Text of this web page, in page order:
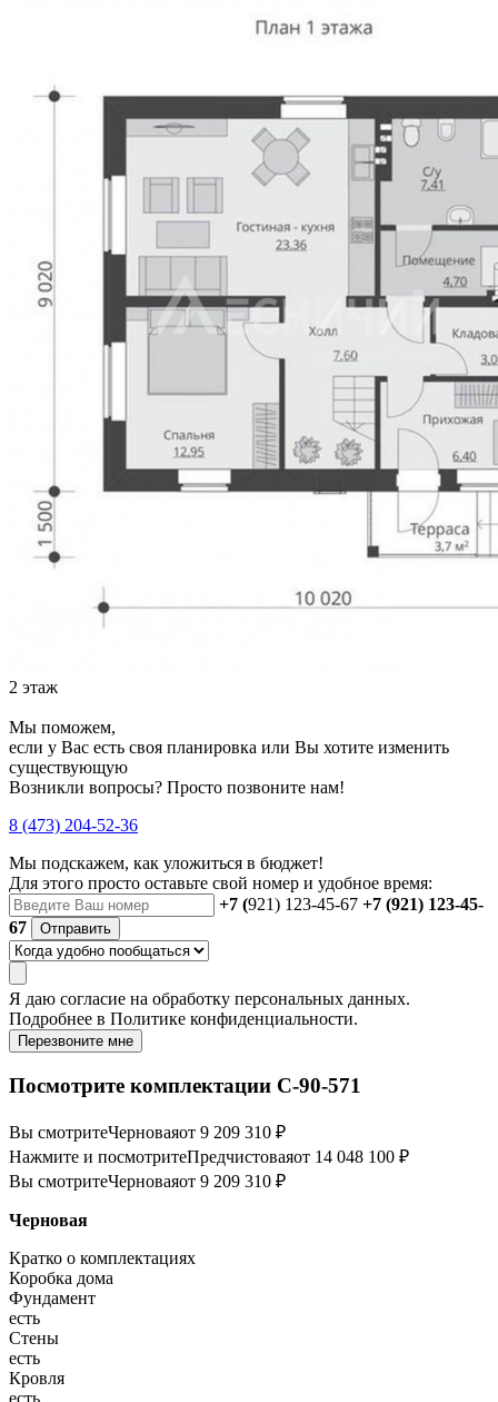
2 этаж
Мы поможем,
если у Вас есть своя планировка или Вы хотите изменить
существующую
Возникли вопросы? Просто позвоните нам!
8 (473) 204-52-36
Мы подскажем, как уложиться в бюджет!
Для этого просто оставьте свой номер и удобное время:
+7 (921) 123-45-67 +7 (921) 123-45-
67
Отправить
Я даю согласие на обработку персональных данных.
Подробнее в Политике конфиденциальности.
Перезвоните мне
Посмотрите комплектации С-90-571
Вы смотритеЧерноваяот 9 209 310 ₽
Нажмите и посмотритеПредчистоваяот 14 048 100 ₽
Вы смотритеЧерноваяот 9 209 310 ₽
Черновая
Кратко о комплектациях
Коробка дома
Фундамент
есть
Стены
есть
Кровля
есть